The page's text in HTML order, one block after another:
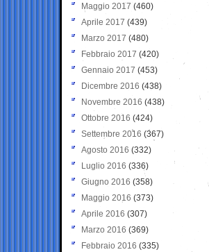
Maggio 2017 (460)
Aprile 2017 (439)
Marzo 2017 (480)
Febbraio 2017 (420)
Gennaio 2017 (453)
Dicembre 2016 (438)
Novembre 2016 (438)
Ottobre 2016 (424)
Settembre 2016 (367)
Agosto 2016 (332)
Luglio 2016 (336)
Giugno 2016 (358)
Maggio 2016 (373)
Aprile 2016 (307)
Marzo 2016 (369)
Febbraio 2016 (335)